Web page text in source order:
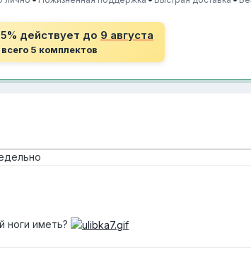
действует до 9 августа
5 комплектов
ноги иметь?